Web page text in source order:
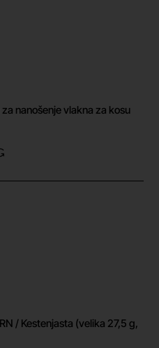
nanošenje vlakna za kosu
/ Kestenjasta (velika 27,5 g,